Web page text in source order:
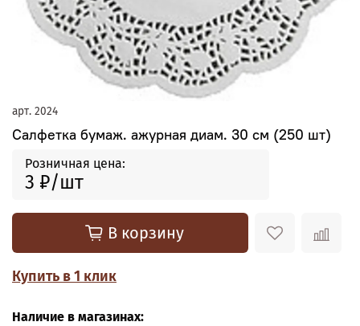
арт. 2024
Салфетка бумаж. ажурная диам. 30 см (250 шт)
Розничная цена:
3 ₽
В корзину
Купить в 1 клик
Наличие в магазинах: